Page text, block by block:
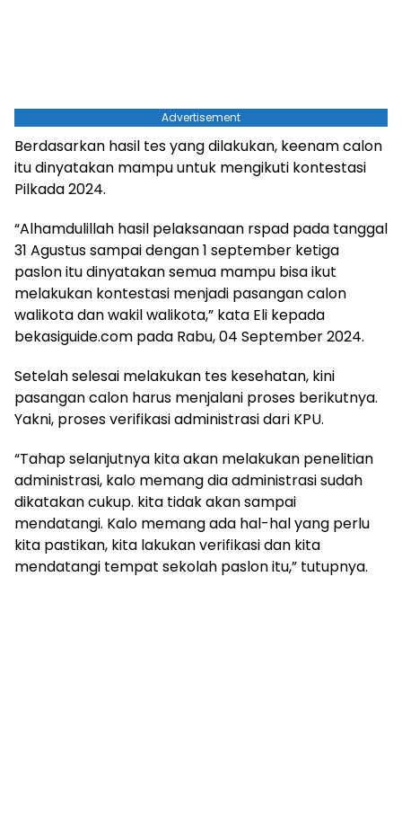
Advertisement
Berdasarkan hasil tes yang dilakukan, keenam calon
itu dinyatakan mampu untuk mengikuti kontestasi
Pilkada 2024.
“Alhamdulillah hasil pelaksanaan rspad pada tanggal
31 Agustus sampai dengan 1 september ketiga
paslon itu dinyatakan semua mampu bisa ikut
melakukan kontestasi menjadi pasangan calon
walikota dan wakil walikota,” kata Eli kepada
bekasiguide.com pada Rabu, 04 September 2024.
Setelah selesai melakukan tes kesehatan, kini
pasangan calon harus menjalani proses berikutnya.
Yakni, proses verifikasi administrasi dari KPU.
“Tahap selanjutnya kita akan melakukan penelitian
administrasi, kalo memang dia administrasi sudah
dikatakan cukup. kita tidak akan sampai
mendatangi. Kalo memang ada hal-hal yang perlu
kita pastikan, kita lakukan verifikasi dan kita
mendatangi tempat sekolah paslon itu,” tutupnya.